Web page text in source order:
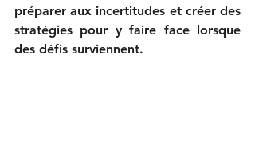
préparer aux incertitudes et créer des
stratégies pour y faire face lorsque
des défis surviennent.